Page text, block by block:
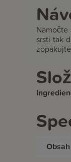
srsti tak
Obsah